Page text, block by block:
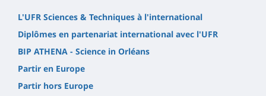
L'UFR Sciences & Techniques à l'international
Diplômes en partenariat international avec l'UFR
BIP ATHENA - Science in Orléans
Partir en Europe
Partir hors Europe